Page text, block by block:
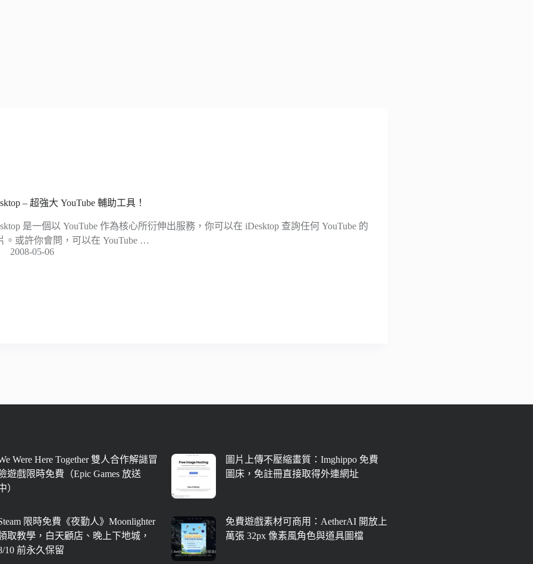
– 超強大 YouTube 輔助工具！
是一個以 YouTube 作為核心所衍伸出服務，你可以在 iDesktop 查詢任何 YouTube 的
。或許你會問，可以在 YouTube …
2008-05-06
Were Here Together 雙人合作解謎冒
遊戲限時免費（Epic Games 放送
）
圖片上傳不壓縮畫質：Imghippo 免費
圖床，免註冊直接取得外連網址
限時免費《夜勤人》Moonlighter
取教學，白天顧店、晚上下地城，
10 前永久保留
免費遊戲素材可商用：AetherAI 開放上
萬張 32px 像素風角色與道具圖檔